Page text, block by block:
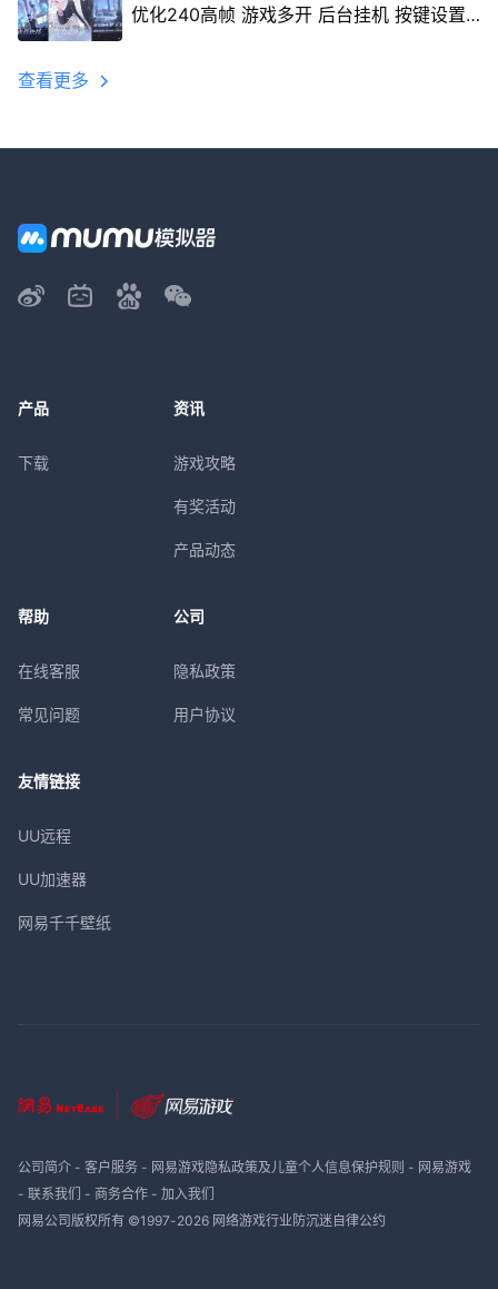
优化240高帧 游戏多开 后台挂机 按键设置
查看更多
产品
下载
资讯
游戏攻略
有奖活动
产品动态
帮助
在线客服
常见问题
公司
隐私政策
用户协议
友情链接
UU远程
UU加速器
网易千千壁纸
公司简介- 客户服务- 网易游戏隐私政策及儿童个人信息保护规则 - 网易游戏
- 联系我们 - 商务合作- 加入我们
网易公司版权所有 ©1997-2026 网络游戏行业防沉迷自律公约